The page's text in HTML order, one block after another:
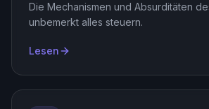
Die Mechanismen und Absurditäten
unbemerkt alles steuern.
Lesen